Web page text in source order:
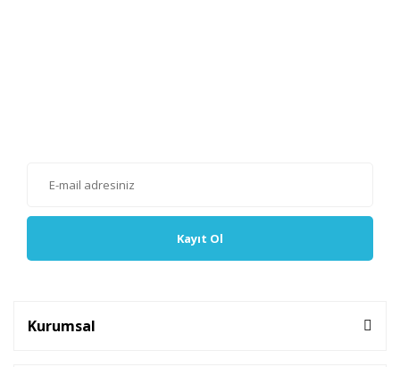
Kayıt Ol
Kurumsal